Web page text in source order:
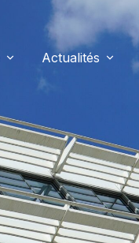
Actualités